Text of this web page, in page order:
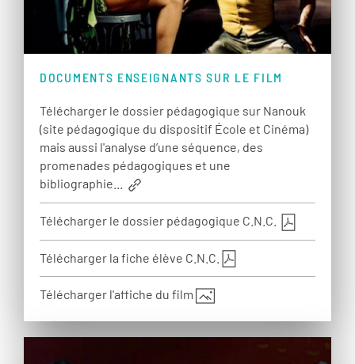
DOCUMENTS ENSEIGNANTS SUR LE FILM
Télécharger le dossier pédagogique sur Nanouk
(site pédagogique du dispositif École et Cinéma)
mais aussi l'analyse d’une séquence, des
promenades pédagogiques et une
bibliographie...
Télécharger le dossier pédagogique C.N.C.
Télécharger la fiche élève C.N.C.
Télécharger l'affiche du film